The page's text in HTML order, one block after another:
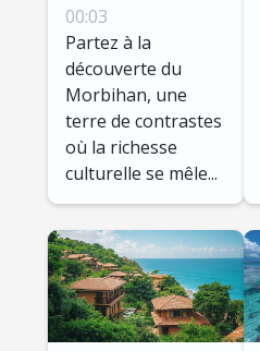
Morbihan :
culture et
nature
00:03
Partez à la
découverte du
Morbihan, une
terre de contrastes
où la richesse
culturelle se mêle...